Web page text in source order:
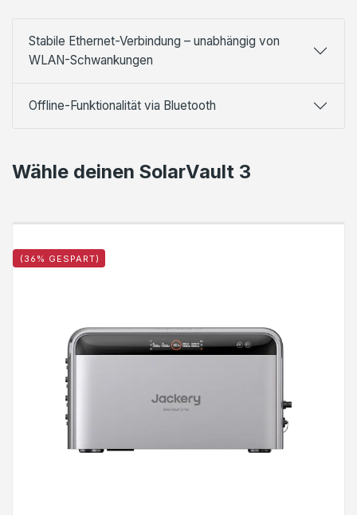
Stabile Ethernet-Verbindung – unabhängig von
WLAN-Schwankungen
Offline-Funktionalität via Bluetooth
Wähle deinen SolarVault 3
(36% GESPART)